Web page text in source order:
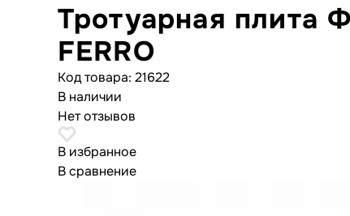
Тротуарная плита
FERRO
Код товара: 21622
В наличии
Нет отзывов
В избранное
В сравнение